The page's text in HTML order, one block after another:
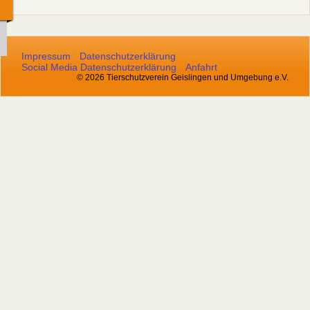
Impressum
Datenschutzerklärung
Social Media Datenschutzerklärung
Anfahrt
© 2026 Tierschutzverein Geislingen und Umgebung e.V.